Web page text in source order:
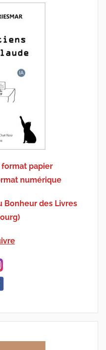
papier
numérique
Bonheur des Livres